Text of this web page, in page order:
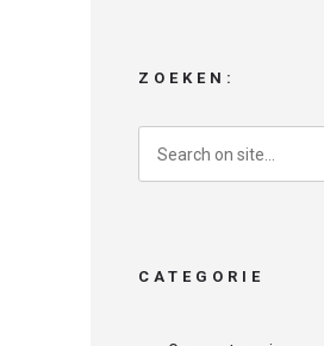
ZOEKEN:
CATEGORIE